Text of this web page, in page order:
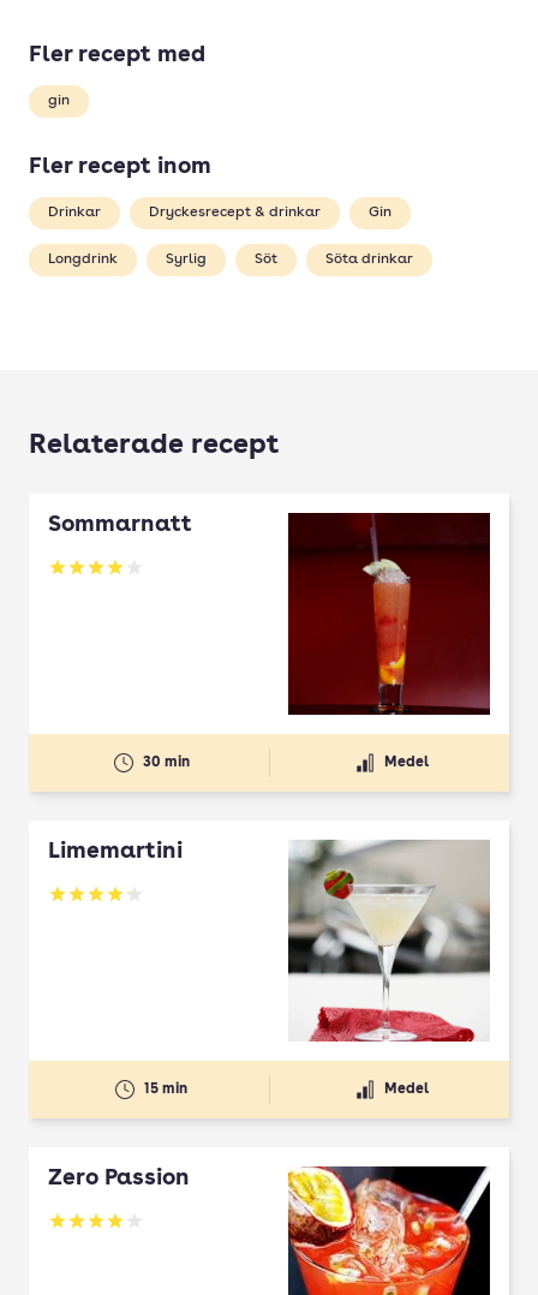
Fler recept med
gin
Fler recept inom
Drinkar Dryckesrecept & drinkar Gin
Longdrink Syrlig Söt Söta drinkar
Relaterade recept
Sommarnatt
Betyg: 4.05 av 5
30 min Medel
Limemartini
Betyg: 4.12 av 5
15 min Medel
Zero Passion
Betyg: 3.92 av 5